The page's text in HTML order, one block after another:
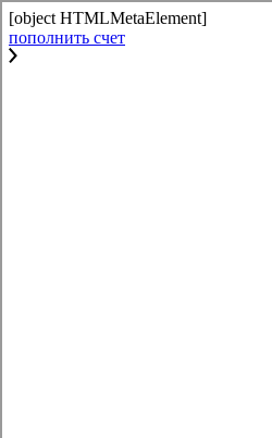
[object HTMLMetaElement]
пополнить счет